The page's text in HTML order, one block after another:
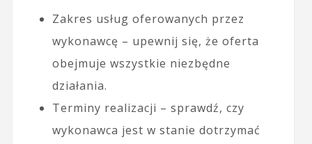
Zakres usług oferowanych przez
wykonawcę – upewnij się, że oferta
obejmuje wszystkie niezbędne
działania.
Terminy realizacji – sprawdź, czy
wykonawca jest w stanie dotrzymać